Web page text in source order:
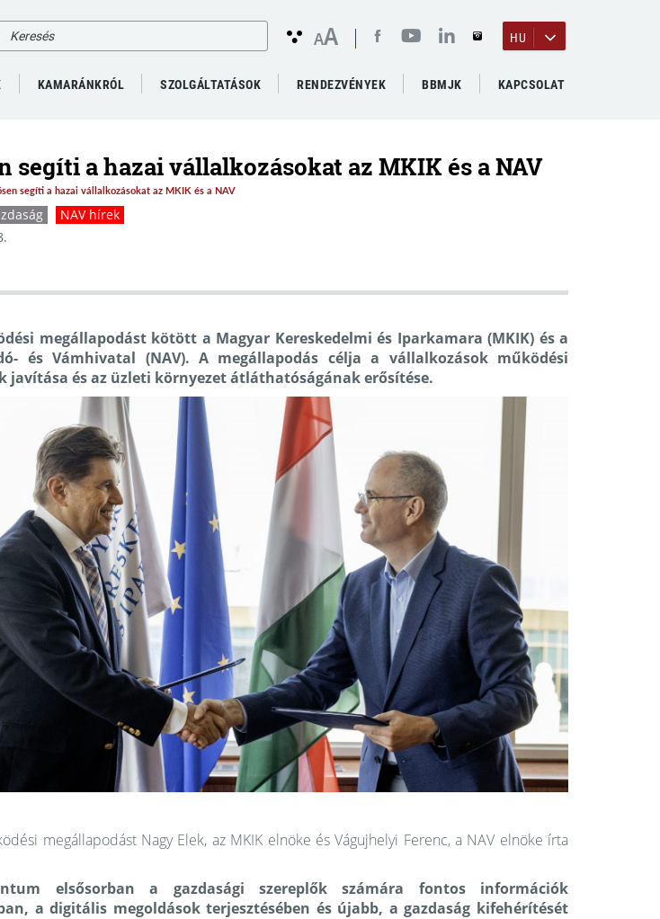
AA HU
KAMARÁNKRÓL SZOLGÁLTATÁSOK RENDEZVÉNYEK BBMJK KAPCSOLAT
segíti a hazai vállalkozásokat az MKIK és a NAV
segíti a hazai vállalkozásokat az MKIK és a NAV
NAV hírek
megállapodást kötött a Magyar Kereskedelmi és Iparkamara (MKIK) és a
és Vámhivatal (NAV). A megállapodás célja a vállalkozások működési
javítása és az üzleti környezet átláthatóságának erősítése.
megállapodást Nagy Elek, az MKIK elnöke és Vágujhelyi Ferenc, a NAV elnöke írta
elsősorban a gazdasági szereplők számára fontos információk
a digitális megoldások terjesztésében és újabb, a gazdaság kifehérítését